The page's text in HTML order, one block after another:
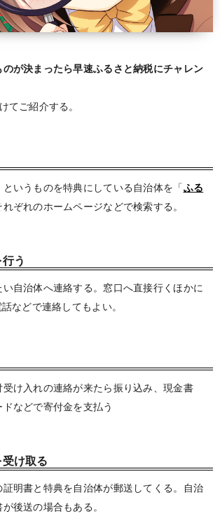
が決まったら早速ふるさと納税にチャレン
てご紹介する。
というものを特典にしている自治体を「ふる
れぞれのホームページなどで検索する。
う
自治体へ連絡する。窓口へ直接行くほかに
などで連絡してもよい。
け入れの連絡が来たら振り込み、現金書
などで寄付金を支払う
け取る
明書と特典を自治体が郵送してくる。自治
後送の場合もある。